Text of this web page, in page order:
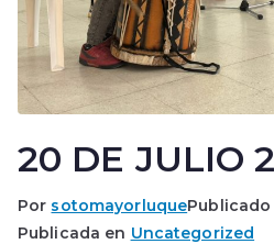
20 DE JULIO
Por sotomayorluquePublicado
Publicada en Uncategorized